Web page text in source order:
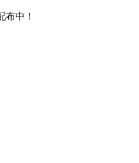
布中！